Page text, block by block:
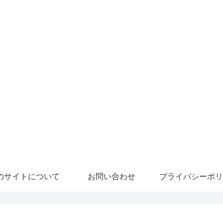
サイトについて お問い合わせ プライバシーポ